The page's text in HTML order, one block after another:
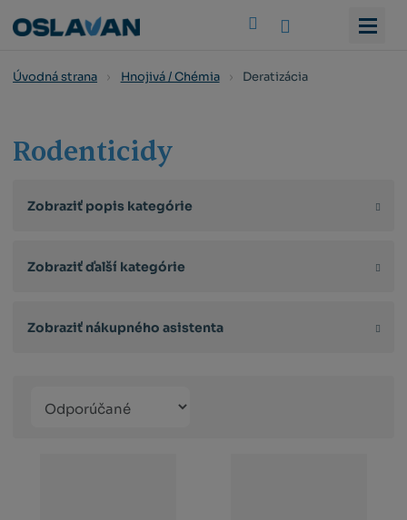
Úvodná strana Hnojivá / Chémia Deratizácia
Rodenticidy
Zobraziť popis kategórie
Zobraziť ďalší kategórie
Zobraziť nákupného asistenta
produktů